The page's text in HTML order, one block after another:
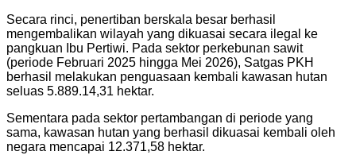
Secara rinci, penertiban berskala besar berhasil
mengembalikan wilayah yang dikuasai secara ilegal ke
pangkuan Ibu Pertiwi. Pada sektor perkebunan sawit
(periode Februari 2025 hingga Mei 2026), Satgas PKH
berhasil melakukan penguasaan kembali kawasan hutan
seluas 5.889.14,31 hektar.
Sementara pada sektor pertambangan di periode yang
sama, kawasan hutan yang berhasil dikuasai kembali oleh
negara mencapai 12.371,58 hektar.